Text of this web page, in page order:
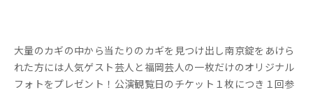
大量のカギの中から当たりのカギを見つけ出し南京錠をあけら
れた方には人気ゲスト芸人と福岡芸人の一枚だけのオリジナル
フォトをプレゼント！公演観覧日のチケット１枚につき１回参